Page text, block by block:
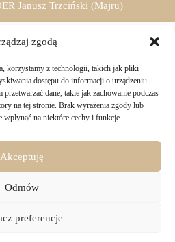
zgodą
korzystamy z technologii, takich jak pliki
dostępu do informacji o urządzeniu.
dane, takie jak zachowanie podczas
na tej stronie. Brak wyrażenia zgody lub
na niektóre cechy i funkcje.
Akceptuję
Odmów
preferencje
Janusz Trzciński (Majru)
i rejestracja
zamówienie
płatności
zakupów
PRAWNE
sklepu
do pobrania
© 2026 - Majru